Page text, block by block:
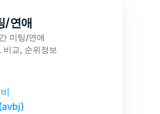
/연애
미팅/연애
비교, 순위정보